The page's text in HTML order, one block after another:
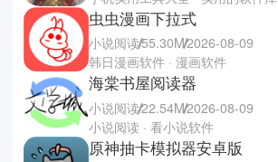
虫虫漫画下拉式
小说阅读55.30M2026-08-09
韩日漫画软件 · 漫画软件
海棠书屋阅读器
小说阅读22.54M2026-08-09
小说阅读 · 看小说软件
原神抽卡模拟器安卓版